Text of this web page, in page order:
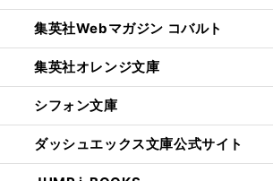
集英社Webマガジン コバルト
集英社オレンジ文庫
シフォン文庫
ダッシュエックス文庫公式サイト